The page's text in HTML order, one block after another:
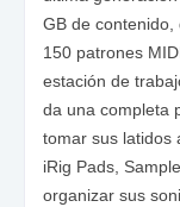
GB de
150 patrones
estación de
da una completa
tomar sus latidos
iRig Pads,
organizar sus